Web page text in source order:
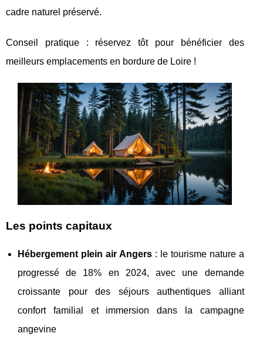
cadre naturel préservé.
Conseil pratique : réservez tôt pour bénéficier des
meilleurs emplacements en bordure de Loire !
Les points capitaux
Hébergement plein air Angers: le tourisme nature a
progressé de 18% en 2024, avec une demande
croissante pour des séjours authentiques alliant
confort familial et immersion dans la campagne
angevine